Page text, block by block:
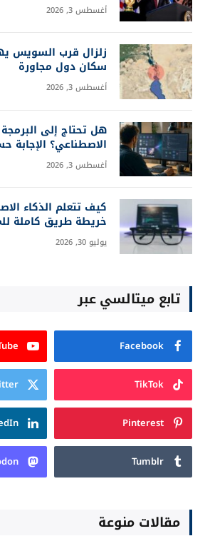
أغسطس 3, 2026
زلزال قرب السويس
سكان دول مجاورة
أغسطس 3, 2026
هل تحتاج إلى البرمجة
الاصطناعي؟
أغسطس 3, 2026
كيف تتعلم الذكاء
خريطة طريق كاملة
يوليو 30, 2026
تابع ميتالسي عبر
Facebook
TikTok
Pinterest
Tumblr
مقالات منوعة